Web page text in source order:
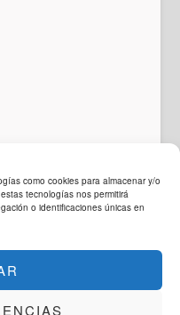
como cookies para almacenar y/o
tecnologías nos permitirá
o identificaciones únicas en